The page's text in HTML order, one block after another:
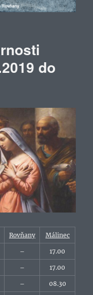
do
Rovňany Málinec
– 17.00
– 17.00
– 08.30